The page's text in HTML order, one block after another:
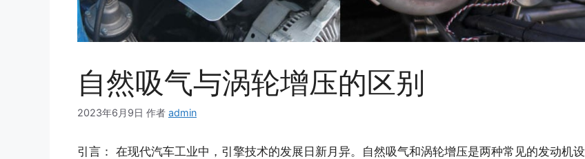
自然吸气与涡轮增压的区别
2023年6月9日 作者 admin
引言： 在现代汽车工业中，引擎技术的发展日新月异。自然吸气和涡轮增压是两种常见的发动机设